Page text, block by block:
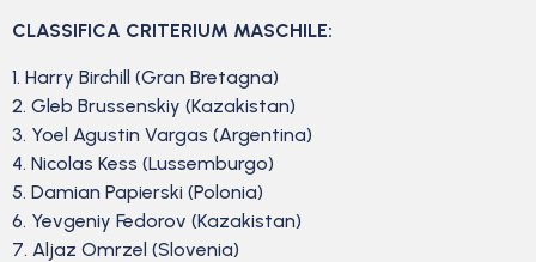
CLASSIFICA CRITERIUM MASCHILE:
1. Harry Birchill (Gran Bretagna)
2. Gleb Brussenskiy (Kazakistan)
3. Yoel Agustin Vargas (Argentina)
4. Nicolas Kess (Lussemburgo)
5. Damian Papierski (Polonia)
6. Yevgeniy Fedorov (Kazakistan)
7. Aljaz Omrzel (Slovenia)